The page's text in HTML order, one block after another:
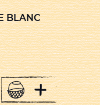
BLANC
+